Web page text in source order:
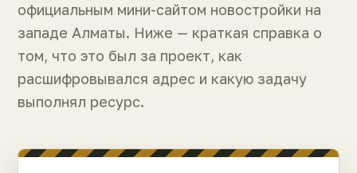
официальным мини-сайтом новостройки на
западе Алматы. Ниже — краткая справка о
том, что это был за проект, как
расшифровывался адрес и какую задачу
выполнял ресурс.